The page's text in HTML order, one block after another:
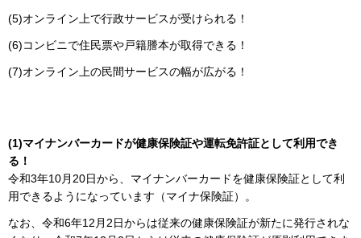
(5)オンライン上で行政サービスが受けられる！
(6)コンビニで住民票や戸籍謄本が取得できる！
(7)オンライン上の民間サービスの幅が広がる！
(1)マイナンバーカードが健康保険証や運転免許証として利用でき
る！
令和3年10月20日から、マイナンバーカードを健康保険証として利
用できるようになっています（マイナ保険証）。
なお、令和6年12月2日からは従来の健康保険証が新たに発行されな